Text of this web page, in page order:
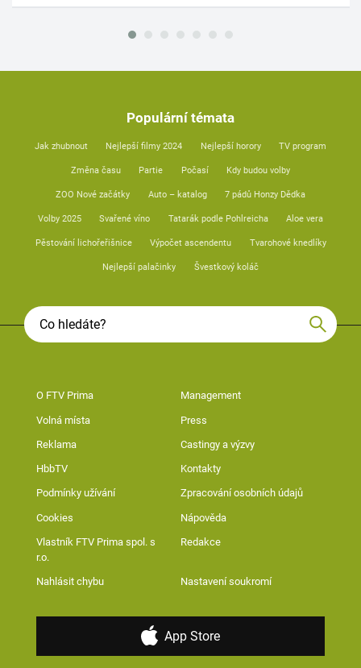
Populární témata
Jak zhubnout Nejlepší filmy 2024 Nejlepší horory TV program
Změna času Partie Počasí Kdy budou volby
ZOO Nové začátky Auto – katalog 7 pádů Honzy Dědka
Volby 2025 Svařené víno Tatarák podle Pohlreicha Aloe vera
Pěstování lichořeřišnice Výpočet ascendentu Tvarohové knedlíky
Nejlepší palačinky Švestkový koláč
O FTV Prima Management
Volná místa Press
Reklama Castingy a výzvy
HbbTV Kontakty
Podmínky užívání Zpracování osobních údajů
Cookies Nápověda
Vlastník FTV Prima spol. s
r.o.
Redakce
Nahlásit chybu Nastavení soukromí
App Store